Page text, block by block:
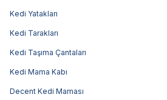
Kedi Yatakları
Kedi Tarakları
Kedi Taşıma Çantaları
Kedi Mama Kabı
Decent Kedi Maması